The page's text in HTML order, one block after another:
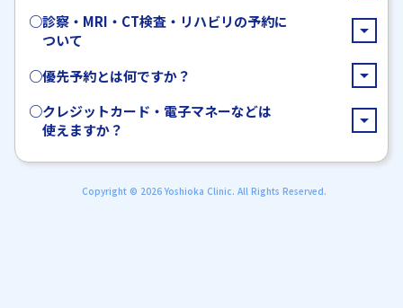
整形外科の診察医師は、診療日によって異なる場合があ
ります。
ご来院前に休診・診療カレンダーをご確認ください。
○診察・MRI・CT検査・リハビリの予約に
ついて
arrow_drop_up
診察予約は、WEBより変更・キャンセルが可能です。
当日の変更・キャンセルはWEBではできませんので、お
電話にてお願いいたします。
MRI・CT・リハビリなどの予約は診察後、必要に応じて
○優先予約とは何ですか？ arrow_drop_up
当院では通常の予約枠に加え、優先的に診察が受けられ
る「優先予約枠（有料）」をご用意しております。
WEB予約またはお電話にてご予約ください。
○クレジットカード・電子マネーなどは
使えますか？
arrow_drop_up
はい。
各種クレジットカード、電子マネー、QRコード決済
Copyright © 2026 Yoshioka Clinic. All Rights Reserved.